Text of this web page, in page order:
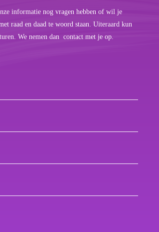
informatie nog vragen hebben of wil je
raad en daad te woord staan. Uiteraard kun
We nemen dan contact met je op.